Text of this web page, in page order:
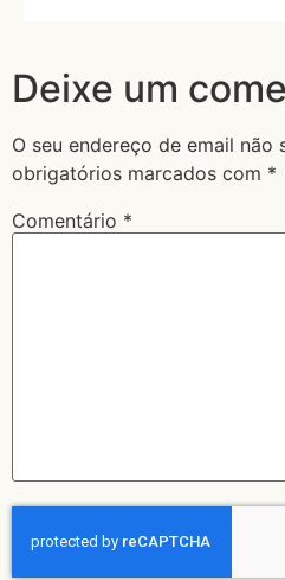
Deixe um
O seu endereço de email não
obrigatórios marcados com *
Comentário *